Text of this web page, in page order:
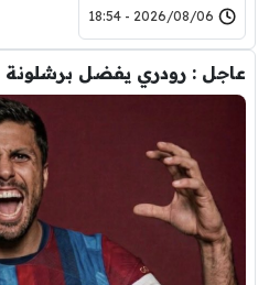
2026/08/06 - 18:54
عاجل : رودري يفضل برشلونة